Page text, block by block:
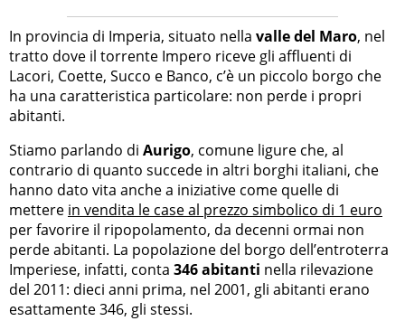
In provincia di Imperia, situato nella valle del Maro, nel
tratto dove il torrente Impero riceve gli affluenti di
Lacori, Coette, Succo e Banco, c’è un piccolo borgo che
ha una caratteristica particolare: non perde i propri
abitanti.
Stiamo parlando di Aurigo, comune ligure che, al
contrario di quanto succede in altri borghi italiani, che
hanno dato vita anche a iniziative come quelle di
mettere in vendita le case al prezzo simbolico di 1 euro
per favorire il ripopolamento, da decenni ormai non
perde abitanti. La popolazione del borgo dell’entroterra
Imperiese, infatti, conta 346 abitanti nella rilevazione
del 2011: dieci anni prima, nel 2001, gli abitanti erano
esattamente 346, gli stessi.